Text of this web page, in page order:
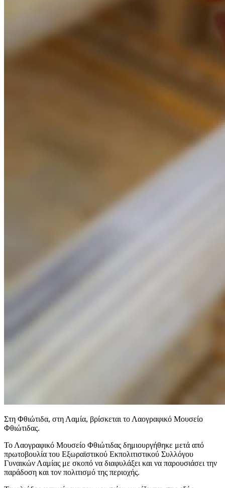
Στη Φθιώτιδα, στη Λαμία, βρίσκεται το Λαογραφικό Μουσείο
Φθιώτιδας.
Το Λαογραφικό Μουσείο Φθιώτιδας δημιουργήθηκε μετά από
πρωτοβουλία του Εξωραϊστικού Εκπολιτιστικού Συλλόγου
Γυναικών Λαμίας με σκοπό να διαφυλάξει και να παρουσιάσει την
παράδοση και τον πολιτισμό της περιοχής.